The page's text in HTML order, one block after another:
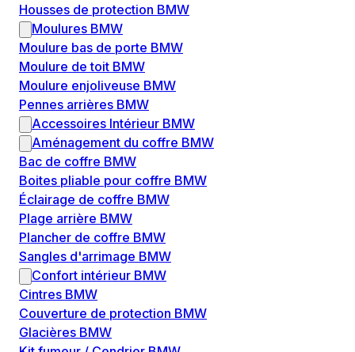
Housses de protection BMW
Moulures BMW
Moulure bas de porte BMW
Moulure de toit BMW
Moulure enjoliveuse BMW
Pennes arrières BMW
Accessoires Intérieur BMW
Aménagement du coffre BMW
Bac de coffre BMW
Boites pliable pour coffre BMW
Éclairage de coffre BMW
Plage arrière BMW
Plancher de coffre BMW
Sangles d'arrimage BMW
Confort intérieur BMW
Cintres BMW
Couverture de protection BMW
Glacières BMW